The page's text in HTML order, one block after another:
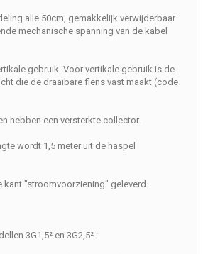
alle 50cm, gemakkelijk verwijderbaar
mechanische spanning van de kabel
gebruik. Voor vertikale gebruik is de
die de draaibare flens vast maakt (code
hebben een versterkte collector.
wordt 1,5 meter uit de haspel
kant "stroomvoorziening" geleverd.
3G1,5² en 3G2,5² :